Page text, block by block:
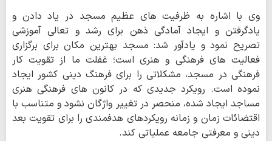
وی با اشاره به ظرفیت های عظیم مسجد در یاد دادن و
یادگرفتن و ایجاد آمادگی ذهن برای رشد و تعالی آموزشی
تصریح نمود و یادآور شد: مسجد بهترین مکان برای برگزاری
فعالیت های فرهنگی و هنری است؛ غفلت ما از تقویت کار
فرهنگی در مسجد، مشکلاتی را برای فرهنگ دینی کشور ایجاد
نموده است. رویکرد جدیدی که در کانون های فرهنگی هنری
مساجد ایجاد شده، منحصر در تغییر واژگان نشود و متناسب با
اقتضائات زمان و زمانه رویکردهای هدفمندی را برای تقویت بعد
دینی و معرفتی جامعه عملیاتی کند.